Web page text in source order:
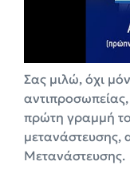
Σας μιλώ, όχι
πρώτη γραμμή
Μετανάστευσης.